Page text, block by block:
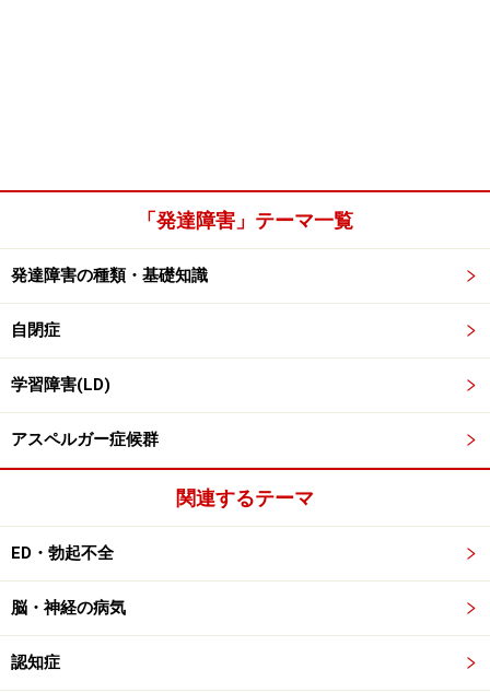
「発達障害」テーマ一覧
発達障害の種類・基礎知識
自閉症
学習障害(LD)
アスペルガー症候群
関連するテーマ
ED・勃起不全
脳・神経の病気
認知症